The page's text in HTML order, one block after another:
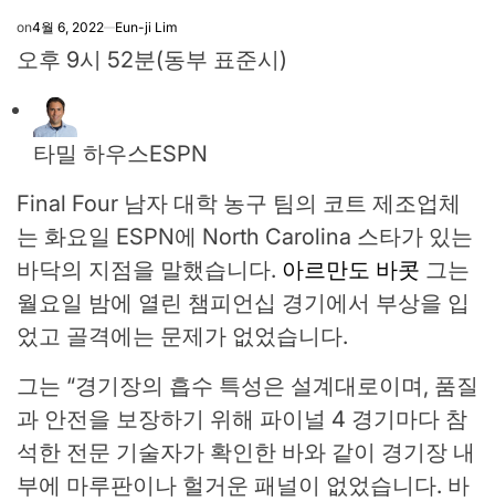
on4월 6, 2022 Eun-ji Lim
오후 9시 52분(동부 표준시)
타밀 하우스ESPN
Final Four 남자 대학 농구 팀의 코트 제조업체
는 화요일 ESPN에 North Carolina 스타가 있는
바닥의 지점을 말했습니다. 아르만도 바콧 그는
월요일 밤에 열린 챔피언십 경기에서 부상을 입
었고 골격에는 문제가 없었습니다.
그는 “경기장의 흡수 특성은 설계대로이며, 품질
과 안전을 보장하기 위해 파이널 4 경기마다 참
석한 전문 기술자가 확인한 바와 같이 경기장 내
부에 마루판이나 헐거운 패널이 없었습니다. 바